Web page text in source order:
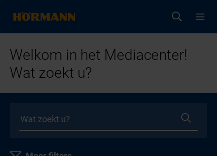
Welkom in het Mediacenter!
Wat zoekt u?